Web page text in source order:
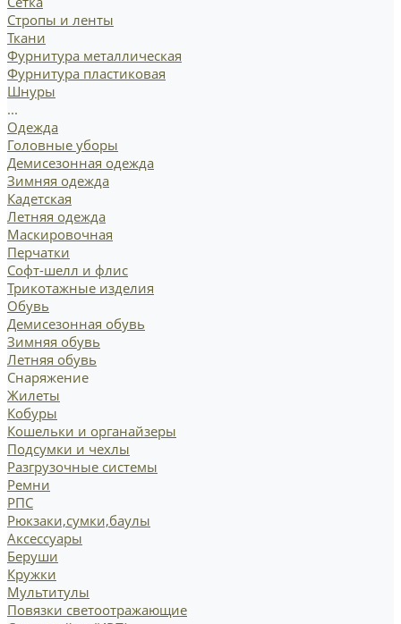
Стропы и ленты
Ткани
Фурнитура металлическая
Фурнитура пластиковая
Шнуры
...
Одежда
Головные уборы
Демисезонная одежда
Зимняя одежда
Кадетская
Летняя одежда
Маскировочная
Перчатки
Софт-шелл и флис
Трикотажные изделия
Обувь
Демисезонная обувь
Зимняя обувь
Летняя обувь
Снаряжение
Жилеты
Кобуры
Кошельки и органайзеры
Подсумки и чехлы
Разгрузочные системы
Ремни
РПС
Рюкзаки,сумки,баулы
Аксессуары
Беруши
Кружки
Мультитулы
Повязки светоотражающие